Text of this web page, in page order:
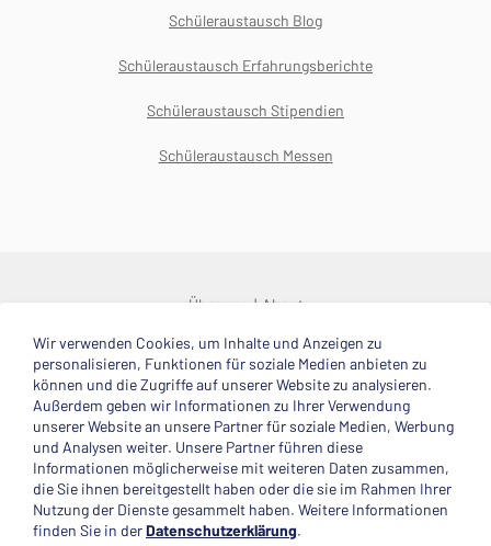
Schüleraustausch Blog
Schüleraustausch Erfahrungsberichte
Schüleraustausch Stipendien
Schüleraustausch Messen
Über uns About
© 2025 Deutsche Stiftung Völkerverständigung
Impressum Datenschutzerklärung Kontakt
Mitglied im
Wir verwenden Cookies, um Inhalte und Anzeigen zu
personalisieren, Funktionen für soziale Medien anbieten zu
können und die Zugriffe auf unserer Website zu analysieren.
Außerdem geben wir Informationen zu Ihrer Verwendung
unserer Website an unsere Partner für soziale Medien, Werbung
und Analysen weiter. Unsere Partner führen diese
Informationen möglicherweise mit weiteren Daten zusammen,
die Sie ihnen bereitgestellt haben oder die sie im Rahmen Ihrer
Nutzung der Dienste gesammelt haben. Weitere Informationen
finden Sie in derDatenschutzerklärung.